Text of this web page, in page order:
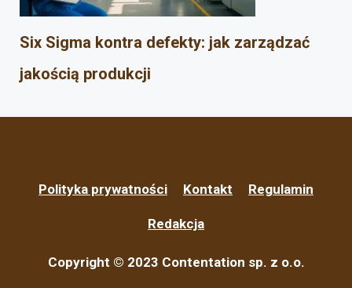
Six Sigma kontra defekty: jak zarządzać
jakością produkcji
Polityka prywatności Kontakt Regulamin
Redakcja
Copyright © 2023 Contentation sp. z o.o.